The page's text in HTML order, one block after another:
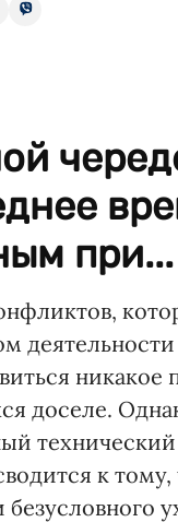
при...
доселе.
к тому,